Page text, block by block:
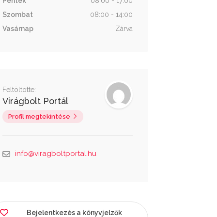
Szombat
08:00 - 14:00
Vasárnap
Zárva
Feltöltötte:
Virágbolt Portál
Profil megtekintése
info@viragboltportal.hu
Bejelentkezés a könyvjelzők